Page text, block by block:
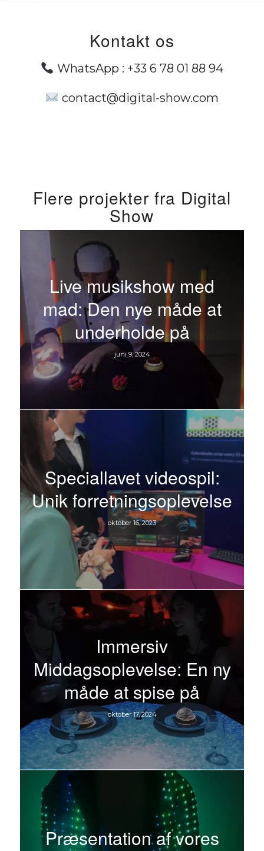
Kontakt os
WhatsApp : +33 6 78 01 88 94
contact@digital-show.com
Flere projekter fra Digital
Show
Live musikshow med
mad: Den nye måde at
underholde på
juni 9, 2024
Speciallavet videospil:
Unik forretningsoplevelse
oktober 16, 2023
Immersiv
Middagsoplevelse: En ny
måde at spise på
oktober 17, 2024
Præsentation af vores